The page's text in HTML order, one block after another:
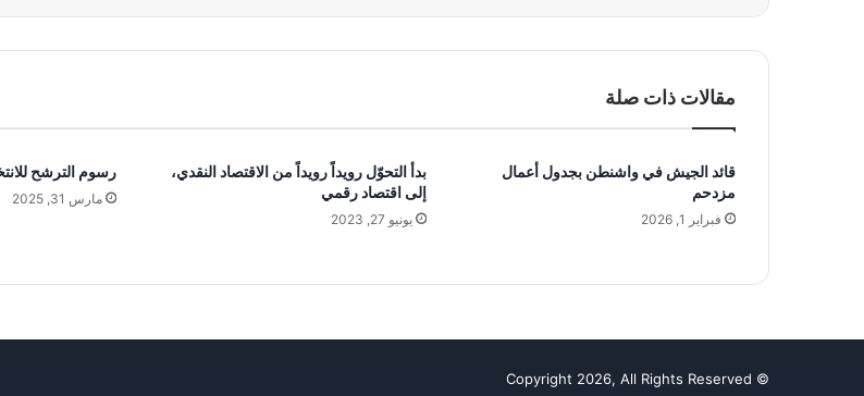
مقالات ذات صلة
قائد الجيش في واشنطن بجدول أعمال
مزدحم
فبراير 1, 2026
بدأ التحوّل رويداً رويداً من الاقتصاد النقدي،
إلى اقتصاد رقمي
يونيو 27, 2023
رسوم الترشح
مارس 31, 2025
© Copyright 2026, All Rights Reserved